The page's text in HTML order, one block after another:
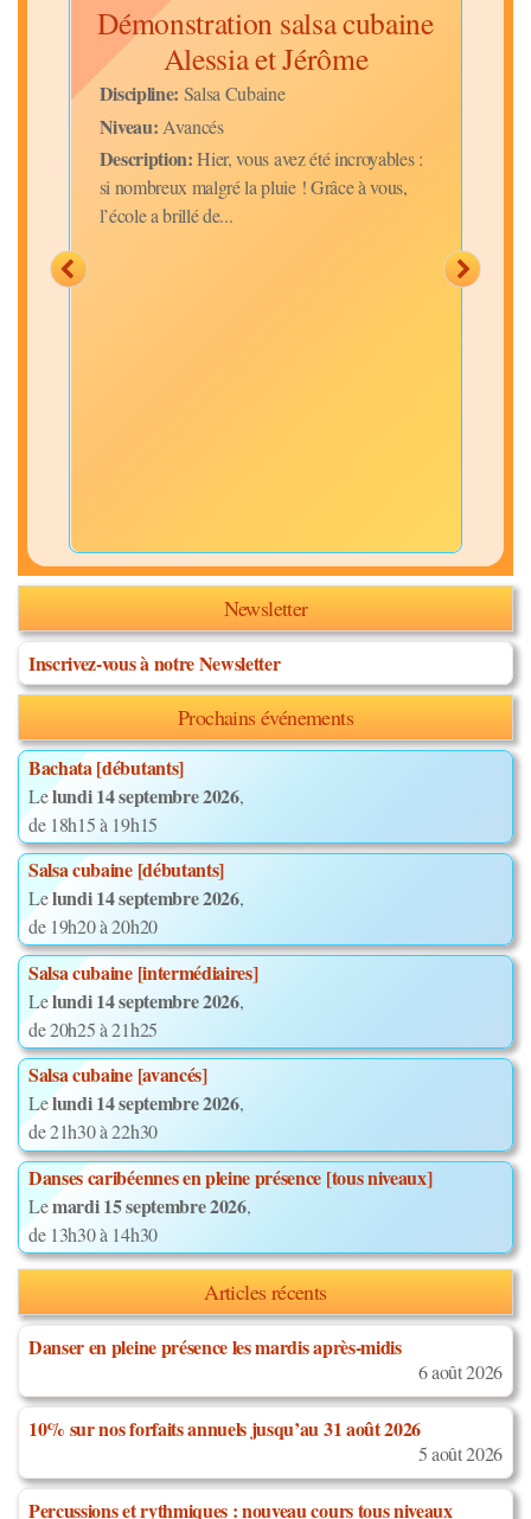
Démonstration salsa cubaine
Alessia et Jérôme
Discipline: Salsa Cubaine
Niveau: Avancés
Description:Hier, vous avez été incroyables :
si nombreux malgré la pluie ! Grâce à vous,
l’école a brillé de...
Newsletter
Inscrivez-vous à notre Newsletter
Prochains événements
Bachata [débutants]
Lelundi 14 septembre 2026,
de 18h15 à 19h15
Salsa cubaine [débutants]
Lelundi 14 septembre 2026,
de 19h20 à 20h20
Salsa cubaine [intermédiaires]
Lelundi 14 septembre 2026,
de 20h25 à 21h25
Salsa cubaine [avancés]
Lelundi 14 septembre 2026,
de 21h30 à 22h30
Danses caribéennes en pleine présence [tous niveaux]
Lemardi 15 septembre 2026,
de 13h30 à 14h30
Articles récents
Danser en pleine présence les mardis après-midis
6 août 2026
10% sur nos forfaits annuels jusqu’au 31 août 2026
5 août 2026
Percussions et rythmiques : nouveau cours tous niveaux